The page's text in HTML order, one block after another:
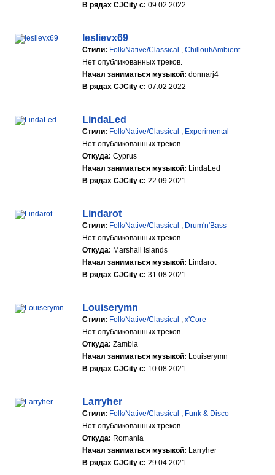
В рядах CJCity с: 09.02.2022
leslievx69
Стили: Folk/Native/Classical , Chillout/Ambient
Нет опубликованных треков.
Начал заниматься музыкой: donnarj4
В рядах CJCity с: 07.02.2022
LindaLed
Стили: Folk/Native/Classical , Experimental
Нет опубликованных треков.
Откуда: Cyprus
Начал заниматься музыкой: LindaLed
В рядах CJCity с: 22.09.2021
Lindarot
Стили: Folk/Native/Classical , Drum'n'Bass
Нет опубликованных треков.
Откуда: Marshall Islands
Начал заниматься музыкой: Lindarot
В рядах CJCity с: 31.08.2021
Louiserymn
Стили: Folk/Native/Classical , x'Core
Нет опубликованных треков.
Откуда: Zambia
Начал заниматься музыкой: Louiserymn
В рядах CJCity с: 10.08.2021
Larryher
Стили: Folk/Native/Classical , Funk & Disco
Нет опубликованных треков.
Откуда: Romania
Начал заниматься музыкой: Larryher
В рядах CJCity с: 29.04.2021